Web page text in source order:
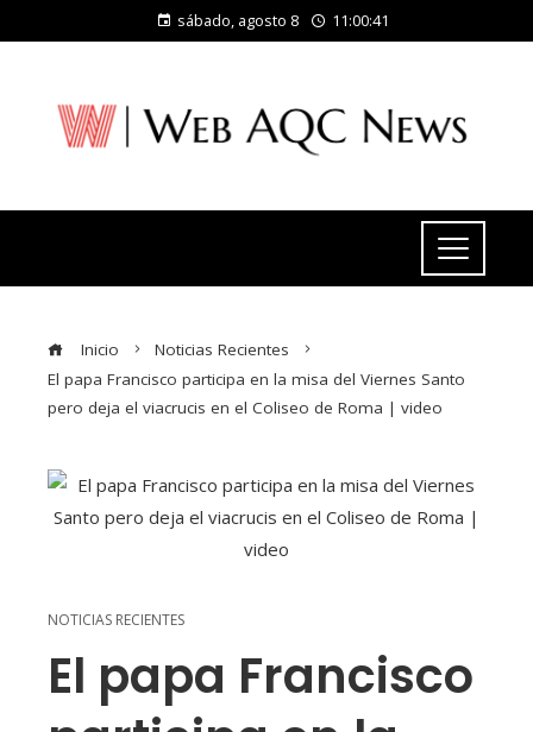
sábado, agosto 8 11:00:41
Inicio
Noticias Recientes
El papa Francisco participa en la misa del Viernes Santo
pero deja el viacrucis en el Coliseo de Roma | video
NOTICIAS RECIENTES
El papa Francisco